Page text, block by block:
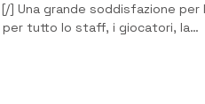
[/] Una grande soddisfazione per
per tutto lo staff, i giocatori, la
le altre pretendenti al titolo,